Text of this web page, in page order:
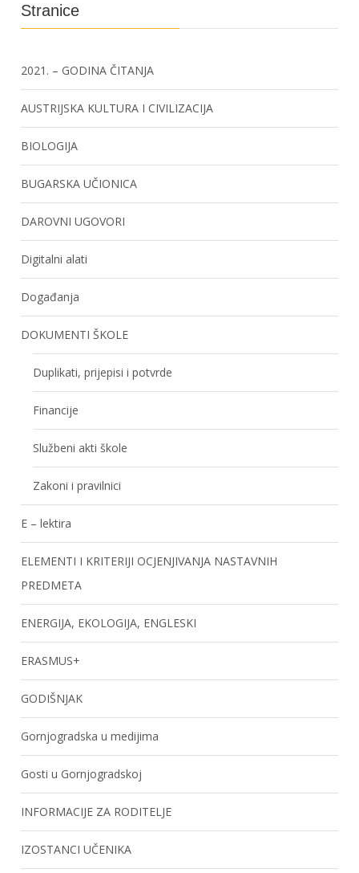
Stranice
2021. – GODINA ČITANJA
AUSTRIJSKA KULTURA I CIVILIZACIJA
BIOLOGIJA
BUGARSKA UČIONICA
DAROVNI UGOVORI
Digitalni alati
Događanja
DOKUMENTI ŠKOLE
Duplikati, prijepisi i potvrde
Financije
Službeni akti škole
Zakoni i pravilnici
E – lektira
ELEMENTI I KRITERIJI OCJENJIVANJA NASTAVNIH
PREDMETA
ENERGIJA, EKOLOGIJA, ENGLESKI
ERASMUS+
GODIŠNJAK
Gornjogradska u medijima
Gosti u Gornjogradskoj
INFORMACIJE ZA RODITELJE
IZOSTANCI UČENIKA